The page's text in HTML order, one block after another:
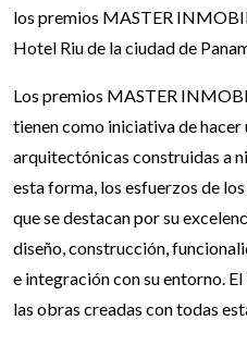
los premios MASTER
Hotel Riu de la ciudad de
Los premios MASTER
tienen como iniciativa de
arquitectónicas construidas a
esta forma, los esfuerzos de
que se destacan por su
diseño, construcción,
e integración con su entorno.
las obras creadas con todas